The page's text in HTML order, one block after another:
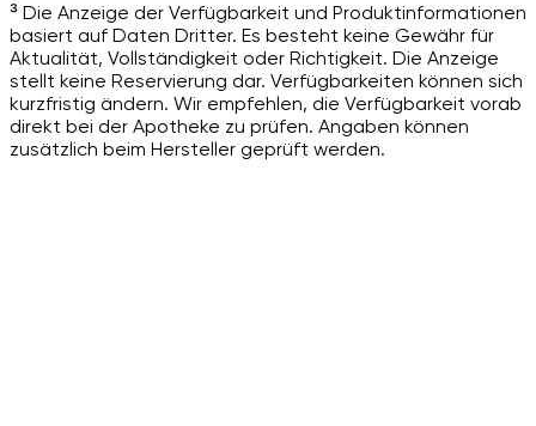
³ Die Anzeige der Verfügbarkeit und Produktinformationen
basiert auf Daten Dritter. Es besteht keine Gewähr für
Aktualität, Vollständigkeit oder Richtigkeit. Die Anzeige
stellt keine Reservierung dar. Verfügbarkeiten können sich
kurzfristig ändern. Wir empfehlen, die Verfügbarkeit vorab
direkt bei der Apotheke zu prüfen. Angaben können
zusätzlich beim Hersteller geprüft werden.